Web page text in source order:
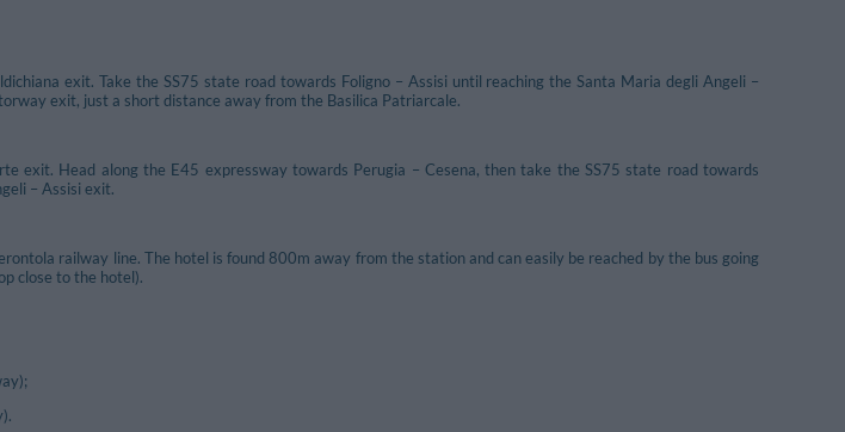
exit. Take the SS75 state road towards Foligno – Assisi until reaching the Santa Maria degli Angeli –
exit, just a short distance away from the Basilica Patriarcale.
exit. Head along the E45 expressway towards Perugia – Cesena, then take the SS75 state road towards
– Assisi exit.
railway line. The hotel is found 800m away from the station and can easily be reached by the bus going
close to the hotel).